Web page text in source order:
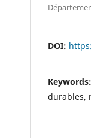
DOI:
Keywords:
durables,